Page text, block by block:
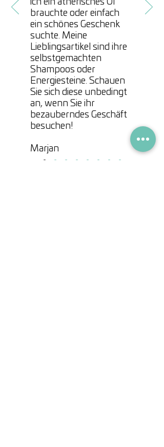
ich ein ätherisches Öl
brauchte oder einfach
ein schönes Geschenk
suchte. Meine
Lieblingsartikel sind ihre
selbstgemachten
Shampoos oder
Energiesteine. Schauen
Sie sich diese unbedingt
an, wenn Sie ihr
bezauberndes Geschäft
besuchen!
Marjan